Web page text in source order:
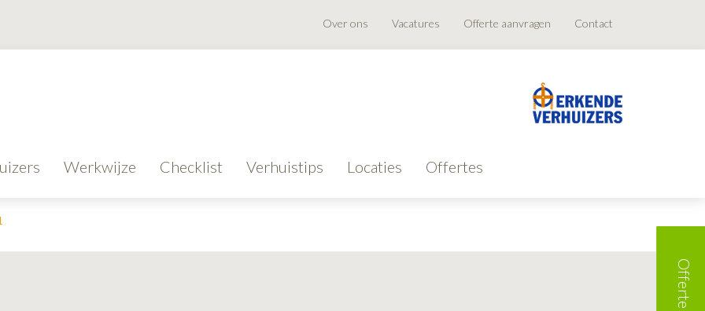
Contact
Offerte aanvragen
Vacatures
Over ons
Werkwijze Checklist Verhuistips Locaties Offertes